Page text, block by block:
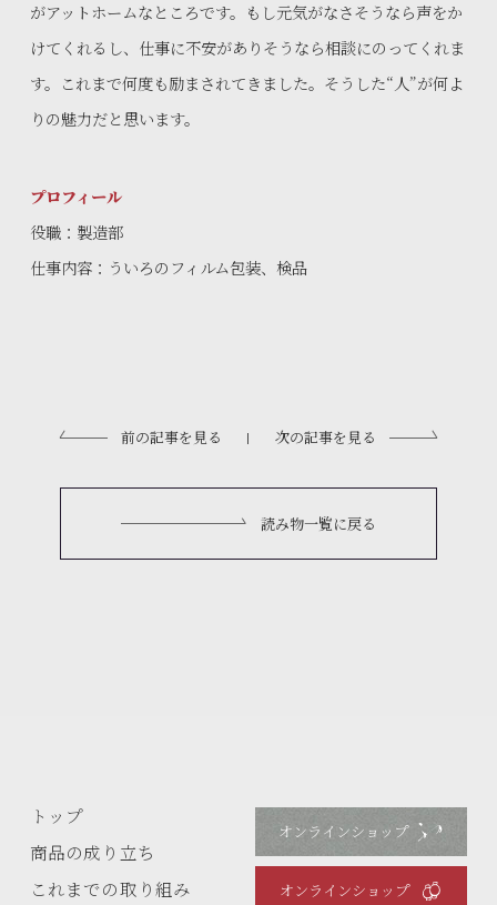
がアットホームなところです。もし元気がなさそうなら声をか
けてくれるし、仕事に不安がありそうなら相談にのってくれま
す。これまで何度も励まされてきました。そうした“人”が何よ
りの魅力だと思います。
プロフィール
役職：製造部
仕事内容：ういろのフィルム包装、検品
前の記事を見る | 次の記事を見る
読み物一覧に戻る
トップ
商品の成り立ち
これまでの取り組み
オンラインショップ
オンラインショップ